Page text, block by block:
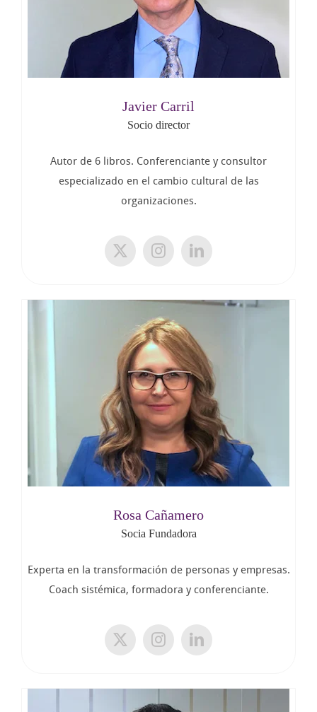
Javier Carril
Socio director
Autor de 6 libros. Conferenciante y consultor
especializado en el cambio cultural de las
organizaciones.
Rosa Cañamero
Socia Fundadora
Experta en la transformación de personas y empresas.
Coach sistémica, formadora y conferenciante.